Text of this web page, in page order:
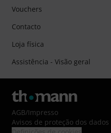
Vouchers
Contacto
Loja física
Assistência - Visão geral
AGB/Impresso
Avisos de proteção dos dados